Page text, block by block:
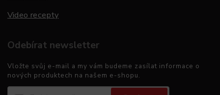
Video recepty
Odebírat newsletter
Vložte svůj e-mail a my vám budeme zasílat informace o
nových produktech na našem e-shopu.